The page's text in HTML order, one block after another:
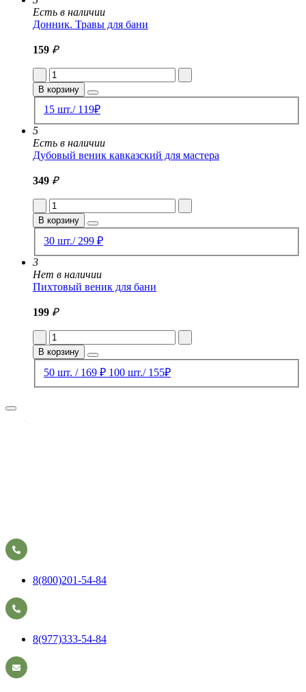
Есть в наличии
Донник. Травы для бани
159 ₽
В корзину
15 шт./ 119₽
5
Есть в наличии
Дубовый веник кавказский для мастера
349 ₽
В корзину
30 шт./ 299 ₽
3
Нет в наличии
Пихтовый веник для бани
199 ₽
В корзину
50 шт. / 169 ₽ 100 шт./ 155₽
8(800)201-54-84
8(977)333-54-84